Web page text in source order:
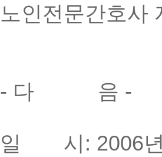
노인전문간호사
- 다 음 -
일 시: 2006년